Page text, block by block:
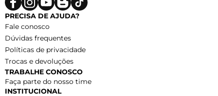
PRECISA DE AJUDA?
Fale conosco
Dúvidas frequentes
Políticas de privacidade
Trocas e devoluções
TRABALHE CONOSCO
Faça parte do nosso time
INSTITUCIONAL